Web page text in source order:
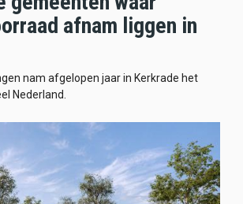
afnam liggen in
nam afgelopen jaar in Kerkrade het
Nederland.